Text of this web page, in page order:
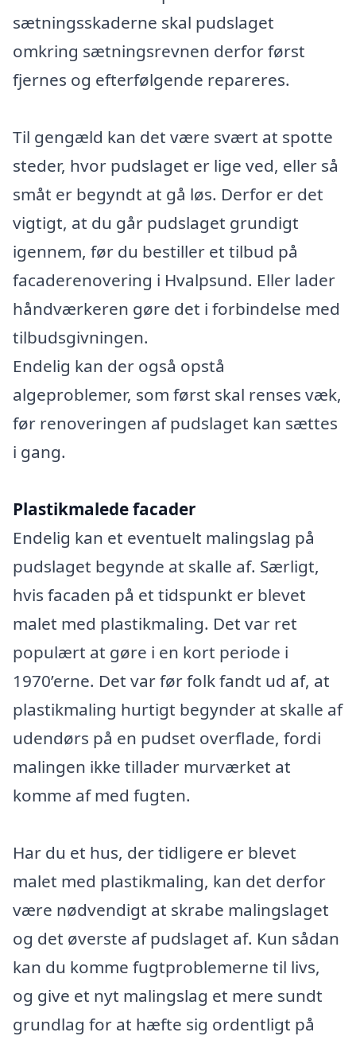
sætningsskaderne skal pudslaget
omkring sætningsrevnen derfor først
fjernes og efterfølgende repareres.
Til gengæld kan det være svært at spotte
steder, hvor pudslaget er lige ved, eller så
småt er begyndt at gå løs. Derfor er det
vigtigt, at du går pudslaget grundigt
igennem, før du bestiller et tilbud på
facaderenovering i Hvalpsund. Eller lader
håndværkeren gøre det i forbindelse med
tilbudsgivningen.
Endelig kan der også opstå
algeproblemer, som først skal renses væk,
før renoveringen af pudslaget kan sættes
i gang.
Plastikmalede facader
Endelig kan et eventuelt malingslag på
pudslaget begynde at skalle af. Særligt,
hvis facaden på et tidspunkt er blevet
malet med plastikmaling. Det var ret
populært at gøre i en kort periode i
1970’erne. Det var før folk fandt ud af, at
plastikmaling hurtigt begynder at skalle af
udendørs på en pudset overflade, fordi
malingen ikke tillader murværket at
komme af med fugten.
Har du et hus, der tidligere er blevet
malet med plastikmaling, kan det derfor
være nødvendigt at skrabe malingslaget
og det øverste af pudslaget af. Kun sådan
kan du komme fugtproblemerne til livs,
og give et nyt malingslag et mere sundt
grundlag for at hæfte sig ordentligt på